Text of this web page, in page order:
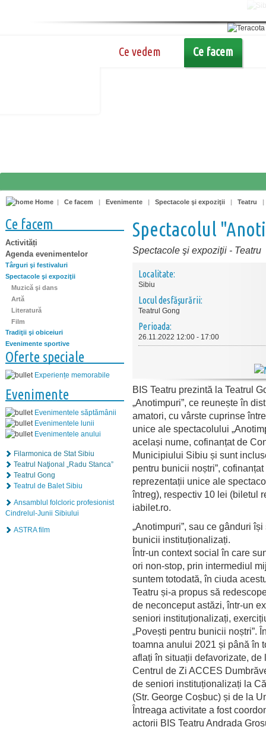
Ce vedem Ce facem
Home | Ce facem | Evenimente | Spectacole şi expoziţii | Teatru
Ce facem
Activități
Agenda evenimentelor
Târguri şi festivaluri
Spectacole şi expoziţii
Muzică şi dans
Artă
Literatură
Film
Tradiţii şi obiceiuri
Evenimente sportive
Oferte speciale
Experiențe memorabile
Evenimente
Evenimentele săptămânii
Evenimentele lunii
Evenimentele anului
Filarmonica de Stat Sibiu
Teatrul Naţional „Radu Stanca”
Teatrul Gong
Teatrul de Balet Sibiu
Ansamblul folcloric profesionist
Cindrelul-Junii Sibiului
ASTRA film
Spectacolul
Spectacole şi expoziţii - Teatru
Localitate:
Sibiu
Locul desfăşurării:
Teatrul Gong
Perioada:
26.11.2022 12:00 - 17:00
BIS Teatru prezintă la Teatrul
„Anotimpuri”, ce reunește în
amatori, cu vârste cuprinse
unice ale spectacolului
același nume, cofinanțat de
Municipiului Sibiu și sunt
pentru bunicii noștri”,
reprezentații unice ale
întreg), respectiv 10 lei (biletul
iabilet.ro.
„Anotimpuri”, sau ce gânduri
bunicii instituționalizați.
Într-un context social în care
ori non-stop, prin intermediul
suntem totodată, în ciuda
Teatru și-a propus să
de neconceput astăzi, într-un
seniori instituționalizați,
„Povești pentru bunicii noștri”.
toamna anului 2021 și până în
aflați în situații defavorizate,
Centrul de Zi ACCES
de seniori instituționalizați la
(Str. George Coșbuc) și de la
Întreaga activitate a fost
actorii BIS Teatru Andrada